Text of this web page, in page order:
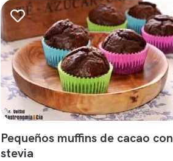
Pequeños muffins de cacao con
stevia